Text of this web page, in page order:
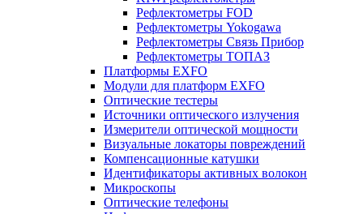
Рефлектометры FOD
Рефлектометры Yokogawa
Рефлектометры Связь Прибор
Рефлектометры ТОПАЗ
Платформы EXFO
Модули для платформ EXFO
Оптические тестеры
Источники оптического излучения
Измерители оптической мощности
Визуальные локаторы повреждений
Компенсационные катушки
Идентификаторы активных волокон
Микроскопы
Оптические телефоны